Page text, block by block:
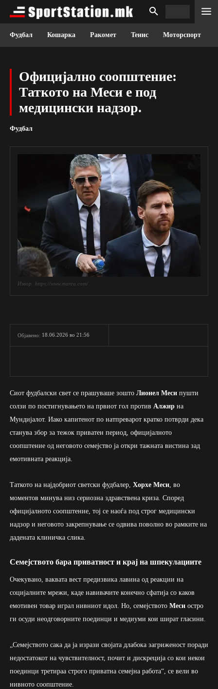
Фудбал Кошарка Ракомет Тенис Моторспорт
Официјално соопштение:
Таткото на Меси е под
медицински надзор.
Фудбал
Извор: https://www.marca.com/
Објавено: 18.06.2026 во 21:56
Сиот фудбалски свет се прашуваше зошто Лионел Меси пушти
солзи по постигнувањето на првиот гол против Алжир на
Мундијалот. Иако капитенот по натпреварот кратко потврди дека
станува збор за тежок приватен период, официјалното
соопштение од неговото семејство ја откри тажната вистина зад
емотивната реакција.
Таткото на најдобриот светски фудбалер, Хорхе Меси , во
моментов минува низ сериозна здравствена криза. Според
официјалното соопштение, тој се наоѓа под строг медицински
надзор и неговото закрепнување се одвива поволно во рамките на
дадената клиничка слика.
Семејството бара приватност и крај на шпекулациите
Очекувано, ваквата вест предизвика лавина од реакции на
социјалните мрежи, каде навивачите конечно сфатија со каков
емотивен товар играл нивниот идол. Но, семејството Меси остро
ги осуди неодговорните поединци и медиуми кои шират гласини.
„Семејството сака да ја изрази својата длабока загриженост поради
недостатокот на чувствителност, почит и дискреција со кои некои
поединци третираа строго приватна семејна работа“, се вели во
нивното соопштение.